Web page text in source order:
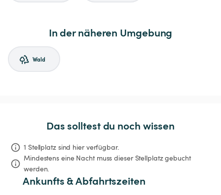
In der näheren Umgebung
Wald
Das solltest du noch wissen
1 Stellplatz sind hier verfügbar.
Mindestens eine Nacht muss dieser Stellplatz gebucht
werden.
Ankunfts & Abfahrtszeiten